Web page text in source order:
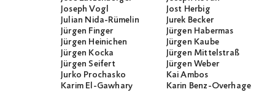
Joseph Vogl
Jost Herbig
Julian Nida-Rümelin
Jurek Becker
Jürgen Finger
Jürgen Habermas
Jürgen Heinichen
Jürgen Kaube
Jürgen Kocka
Jürgen Mittelstraß
Jürgen Seifert
Jürgen Weber
Jurko Prochasko
Kai Ambos
Karim El-Gawhary
Karin Benz-Overhage